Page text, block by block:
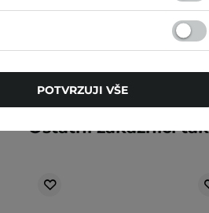
Ostatní zákazníci
POTVRZUJI VŠE